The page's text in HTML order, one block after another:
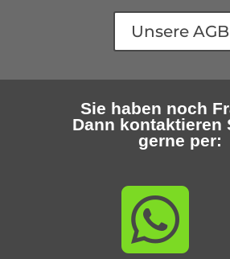
Unsere AGB
Sie haben noch
Dann kontaktieren
gerne per:
